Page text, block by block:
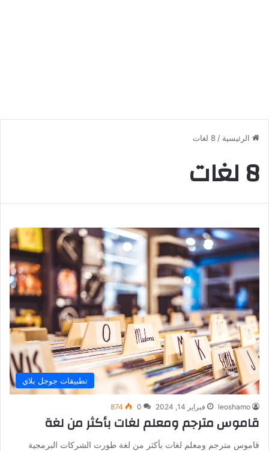
الرئيسية / 8 لغات
8 لغات
تطبيقات جوجل بلاي
leoshamo فبراير 14, 2024 0
874
قاموس مترجم ومعلم لغات بأكثر من لغة
قاموس مترجم ومعلم لغات بأكثر من لغة طورت الشركات البرمجية